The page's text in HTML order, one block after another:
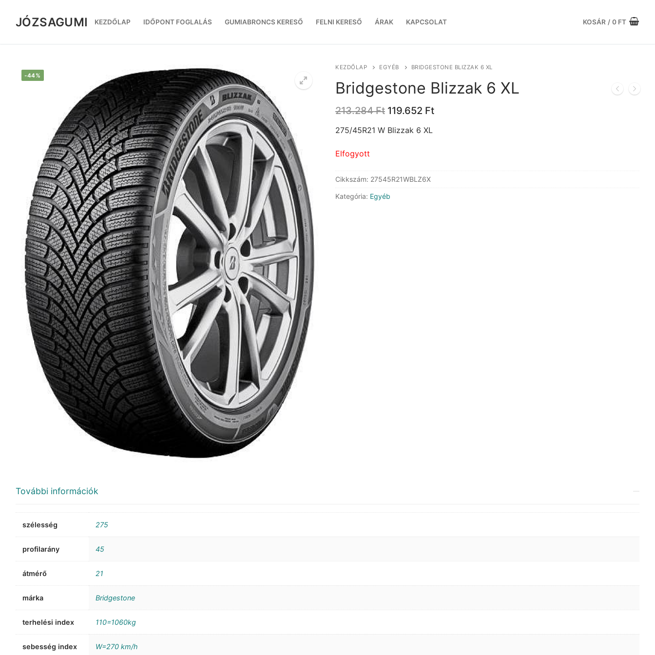
tartalomra
JÓZSAGUMI KEZDŐLAP IDŐPONT FOGLALÁS GUMIABRONCS KERESŐ FELNI KERESŐ ÁRAK KAPCSOLAT KOSÁR / 0 FT
-44%
KEZDŐLAP EGYÉB BRIDGESTONE BLIZZAK 6 XL
Bridgestone Blizzak 6 XL
213.284Ft Original
was:
119.652 FtCurrent
275/45R21 W Blizzak 6 XL
Elfogyott
Cikkszám: 27545R21WBLZ6X
Kategória: Egyéb
További információk
szélesség 275
profilarány 45
átmérő 21
márka Bridgestone
terhelési index 110=1060kg
sebesség index W=270 km/h